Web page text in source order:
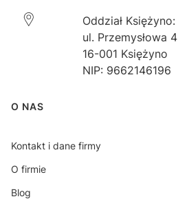
Oddział Księżyno:
ul. Przemysłowa 4
16-001 Księżyno
NIP: 9662146196
Linki w stopce
O NAS
Kontakt i dane firmy
O firmie
Blog